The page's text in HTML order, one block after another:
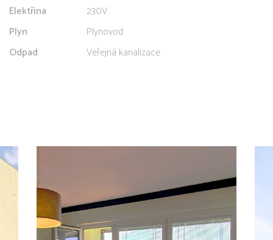
Elektřina
230V
Plyn
Plynovod
Odpad
Veřejná kanalizace